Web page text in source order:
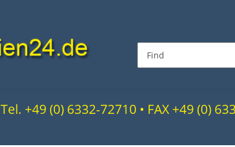
Tel. +49 (0) 6332-72710 • FAX +49 (0)